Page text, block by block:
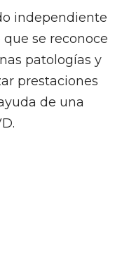
independiente
se reconoce
patologías y
prestaciones
de una